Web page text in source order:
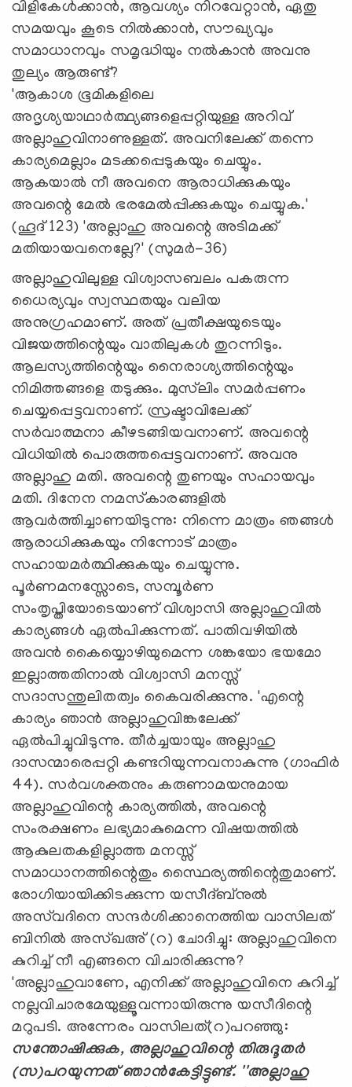
വിളികേള്‍ക്കാന്‍, ആവശ്യം നിറവേറ്റാന്‍, ഏതു
സമയവും കൂടെ നില്‍ക്കാന്‍, സൗഖ്യവും
സമാധാനവും സമൃദ്ധിയും നല്‍കാന്‍ അവനു
തുല്യം ആരുണ്ട്?
'ആകാശ ഭൂമികളിലെ
അദൃശ്യയാഥാര്‍ത്ഥ്യങ്ങളെപ്പറ്റിയുള്ള അറിവ്
അല്ലാഹുവിനാണുള്ളത്. അവനിലേക്ക് തന്നെ
കാര്യമെല്ലാം മടക്കപ്പെടുകയും ചെയ്യും.
ആകയാല്‍ നീ അവനെ ആരാധിക്കുകയും
അവന്റെ മേല്‍ ഭരമേല്‍പ്പിക്കുകയും ചെയ്യുക.'
(ഹൂദ് 123) 'അല്ലാഹു അവന്റെ അടിമക്ക്
മതിയായവനെല്ലേ?' (സുമര്‍-36)
അല്ലാഹുവിലുള്ള വിശ്വാസബലം പകരുന്ന
ധൈര്യവും സ്വസ്ഥതയും വലിയ
അനുഗ്രഹമാണ്. അത് പ്രതീക്ഷയുടെയും
വിജയത്തിന്റെയും വാതിലുകള്‍ തുറന്നിടും.
ആലസ്യത്തിന്റെയും നൈരാശ്യത്തിന്റെയും
നിമിത്തങ്ങളെ തടുക്കും. മുസ്‌ലിം സമര്‍പ്പണം
ചെയ്യപ്പെട്ടവനാണ്. സ്രഷ്ടാവിലേക്ക്
സര്‍വാത്മനാ കീഴടങ്ങിയവനാണ്. അവന്റെ
വിധിയില്‍ പൊരുത്തപ്പെട്ടവനാണ്. അവനു
അല്ലാഹു മതി. അവന്റെ തുണയും സഹായവും
മതി. ദിനേന നമസ്‌കാരങ്ങളില്‍
ആവര്‍ത്തിച്ചാണയിടുന്നു: നിന്നെ മാത്രം ഞങ്ങള്‍
ആരാധിക്കുകയും നിന്നോട് മാത്രം
സഹായമര്‍ത്ഥിക്കുകയും ചെയ്യുന്നു.
പൂര്‍ണമനസ്സോടെ, സമ്പൂര്‍ണ
സംതൃപ്തിയോടെയാണ് വിശ്വാസി അല്ലാഹുവില്‍
കാര്യങ്ങള്‍ ഏല്‍പിക്കുന്നത്. പാതിവഴിയില്‍
അവന്‍ കൈയ്യൊഴിയുമെന്ന ശങ്കയോ ഭയമോ
ഇല്ലാത്തതിനാല്‍ വിശ്വാസി മനസ്സ്
സദാസന്തുലിതത്വം കൈവരിക്കുന്നു. 'എന്റെ
കാര്യം ഞാന്‍ അല്ലാഹുവിങ്കലേക്ക്
ഏല്‍പിച്ചുവിടുന്നു. തീര്‍ച്ചയായും അല്ലാഹു
ദാസന്മാരെപ്പറ്റി കണ്ടറിയുന്നവനാകുന്നു (ഗാഫിര്‍
44). സര്‍വശക്തനും കരുണാമയനുമായ
അല്ലാഹുവിന്റെ കാര്യത്തില്‍, അവന്റെ
സംരക്ഷണം ലഭ്യമാകുമെന്ന വിഷയത്തില്‍
ആകുലതകളില്ലാത്ത മനസ്സ്
സമാധാനത്തിന്റെതും സ്ഥൈര്യത്തിന്റെതുമാണ്.
രോഗിയായിക്കിടക്കുന്ന യസീദ്ബ്‌നുല്‍
അസ്‌വദിനെ സന്ദര്‍ശിക്കാനെത്തിയ വാസിലത്
ബിനില്‍ അസ്ഖഅ് (റ) ചോദിച്ചു: അല്ലാഹുവിനെ
കുറിച്ച് നീ എങ്ങനെ വിചാരിക്കുന്നു?
'അല്ലാഹുവാണേ, എനിക്ക് അല്ലാഹുവിനെ കുറിച്ച്
നല്ലവിചാരമേയുള്ളൂവന്നായിരുന്നു യസീദിന്റെ
മറുപടി. അന്നേരം വാസിലത്(റ)പറഞ്ഞു:
സന്തോഷിക്കുക, അല്ലാഹുവിന്റെ തിരുദൂതര്‍
(സ)പറയുന്നത് ഞാന്‍കേട്ടിട്ടുണ്ട്. ''അല്ലാഹു